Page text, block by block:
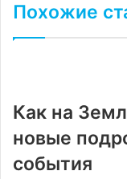
Похожие
Как на
новые
события